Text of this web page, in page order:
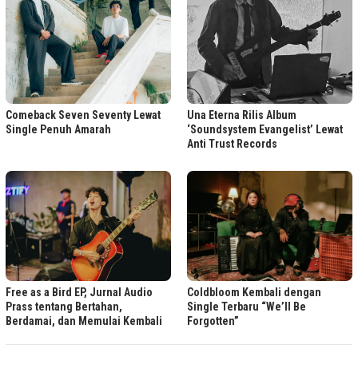
Comeback Seven Seventy Lewat
Single Penuh Amarah
Una Eterna Rilis Album
‘Soundsystem Evangelist’ Lewat
Anti Trust Records
Free as a Bird EP, Jurnal Audio
Prass tentang Bertahan,
Berdamai, dan Memulai Kembali
Coldbloom Kembali dengan
Single Terbaru “We’ll Be
Forgotten”